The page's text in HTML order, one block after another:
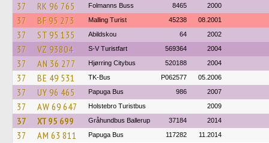
37 RK 96 765 Folmanns Buss 8465 2000
37 BF 95 273 Malling Turist 45238 08.2001
37 ST 95 135 Abildskou 64 2002
37 VZ 93804 S-V Turistfart 569364 2004
37 AN 36 277 Hjørring Citybus 520188 2004
37 BE 49 531 TK-Bus P062577 05.2006
37 UY 96 465 Papuga Bus 986 2007
37 AW 69 647 Holstebro Turistbus 2009
37 XT 95 699 Gråhundbus Ballerup 37184 2014
37 AM 63 811 Papuga Bus 117282 11.2014